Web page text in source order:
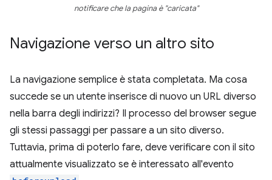
notificare che la pagina è "caricata"
Navigazione verso un altro sito
La navigazione semplice è stata completata. Ma cosa
succede se un utente inserisce di nuovo un URL diverso
nella barra degli indirizzi? Il processo del browser segue
gli stessi passaggi per passare a un sito diverso.
Tuttavia, prima di poterlo fare, deve verificare con il sito
attualmente visualizzato se è interessato all'evento